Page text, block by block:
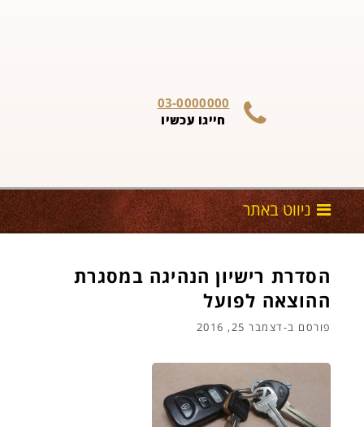
03-0000000
חייגו עכשיו
הסדרת רישיון הנהיגה במסגרת
ההוצאה לפועל
פורסם ב-דצמבר 25, 2016